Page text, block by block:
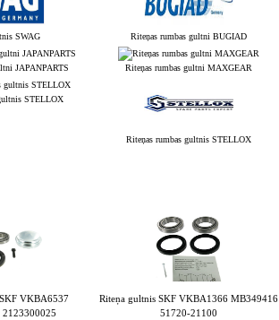
SWAG Riteņas rumbas gultni BUGIAD
JAPANPARTS Riteņas rumbas gultni MAXGEAR
STELLOX
Riteņas rumbas gultnis STELLOX
VKBA6537
Riteņa gultnis SKF VKBA1366 MB349416
51720-21100